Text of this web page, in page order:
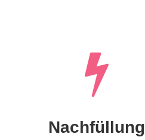
Nachfüllung